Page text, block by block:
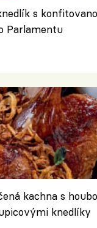
s
Parlamentu
kachna s
knedlíky